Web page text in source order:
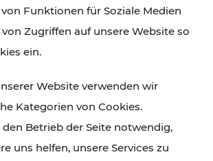
und das Burgenland
Kultur und Gastronomie,
purer Naturgenuss – viele
mit den Ticket- und Fahrplan-
VOR gut und schnell erreichbar.
Funktionen für Soziale Medien
Zugriffen auf unsere Website so
ein.
Website verwenden wir
Kategorien von Cookies.
Betrieb der Seite notwendig,
uns helfen, unsere Services zu